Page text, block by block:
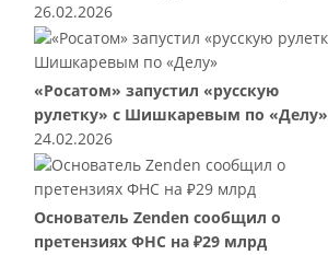
26.02.2026
«Росатом» запустил «русскую
рулетку» с Шишкаревым по «Делу»
24.02.2026
Основатель Zenden сообщил о
претензиях ФНС на ₽29 млрд